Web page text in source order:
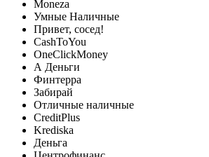
Moneza
Умные Наличные
Привет, сосед!
CashToYou
OneClickMoney
А Деньги
Финтерра
Забирай
Отличные наличные
CreditPlus
Krediska
Деньга